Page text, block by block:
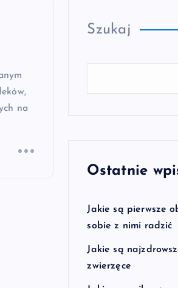
na
Szukaj
Ostatnie
Jakie są pierwsze
sobie z nimi radzić
Jakie są
zwierzęce